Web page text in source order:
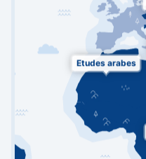
Etudes arabes